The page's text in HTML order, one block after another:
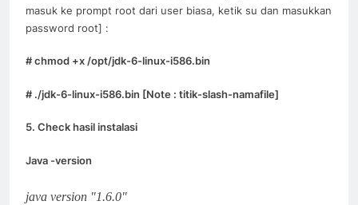
masuk ke prompt root dari user biasa, ketik su dan masukkan
password root] :
# chmod +x /opt/jdk-6-linux-i586.bin
# ./jdk-6-linux-i586.bin [Note : titik-slash-namafile]
5. Check hasil instalasi
Java -version
java version "1.6.0"